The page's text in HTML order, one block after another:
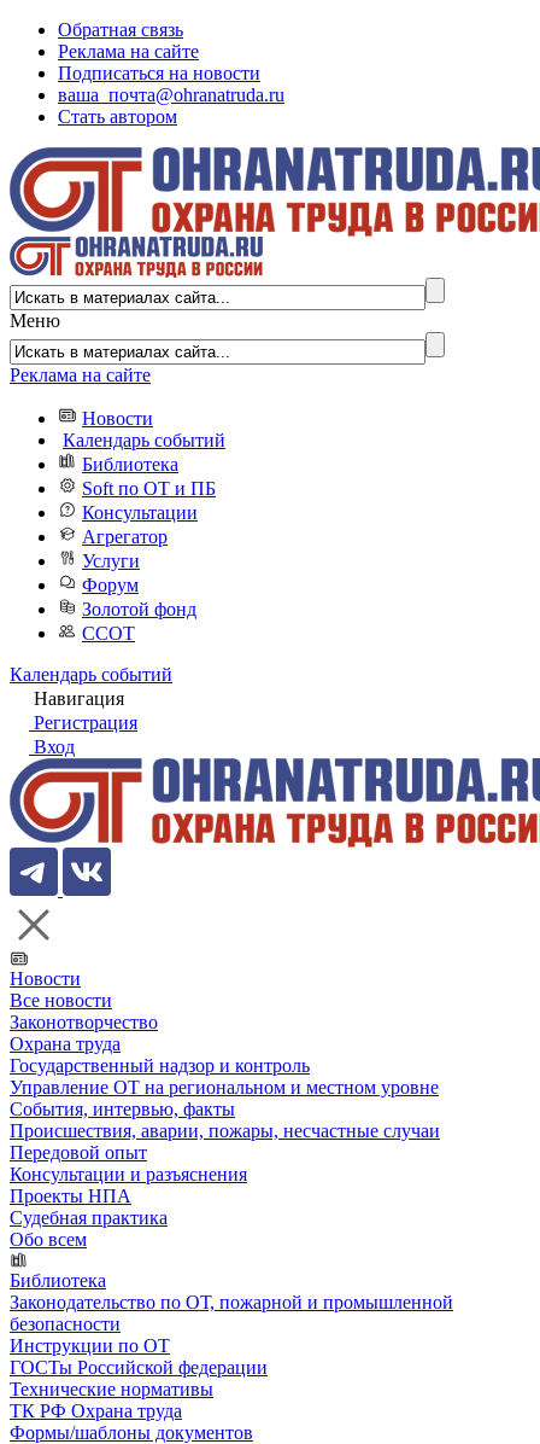
Обратная связь
Реклама на сайте
Подписаться на новости
ваша_почта@ohranatruda.ru
Стать автором
Меню
Реклама на сайте
Новости
Календарь событий
Библиотека
Soft по ОТ и ПБ
Консультации
Агрегатор
Услуги
Форум
Золотой фонд
ССОТ
Календарь событий
Навигация
Регистрация
Вход
Новости
Все новости
Законотворчество
Охрана труда
Государственный надзор и контроль
Управление ОТ на региональном и местном уровне
События, интервью, факты
Происшествия, аварии, пожары, несчастные случаи
Передовой опыт
Консультации и разъяснения
Проекты НПА
Судебная практика
Обо всем
Библиотека
Законодательство по ОТ, пожарной и промышленной
безопасности
Инструкции по ОТ
ГОСТы Российской федерации
Технические нормативы
ТК РФ Охрана труда
Формы/шаблоны документов